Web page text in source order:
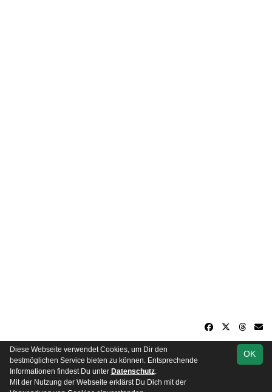
soccero.de
© 2006 - 2026
Besucherstatistik Kontakt Impressum
OK
Diese Webseite verwendet Cookies, um Dir den
bestmöglichen Service bieten zu können. Entsprechende
Informationen findest Du unter Datenschutz.
Mit der Nutzung der Webseite erklärst Du Dich mit der